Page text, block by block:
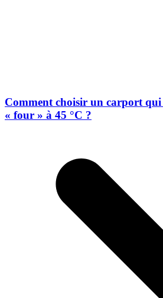
Comment choisir un carport qui
« four » à 45 °C ?